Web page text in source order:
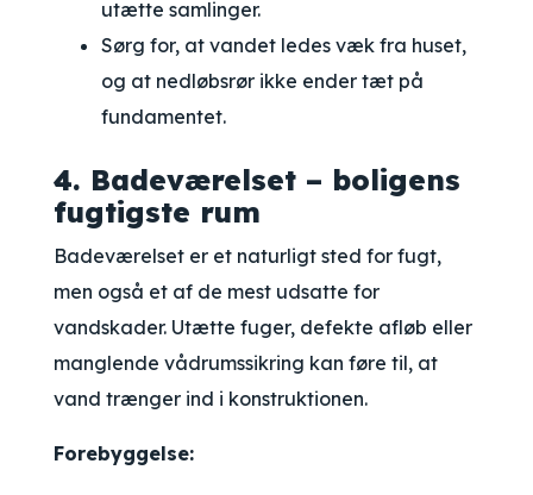
utætte samlinger.
Sørg for, at vandet ledes væk fra huset,
og at nedløbsrør ikke ender tæt på
fundamentet.
4. Badeværelset – boligens
fugtigste rum
Badeværelset er et naturligt sted for fugt,
men også et af de mest udsatte for
vandskader. Utætte fuger, defekte afløb eller
manglende vådrumssikring kan føre til, at
vand trænger ind i konstruktionen.
Forebyggelse: